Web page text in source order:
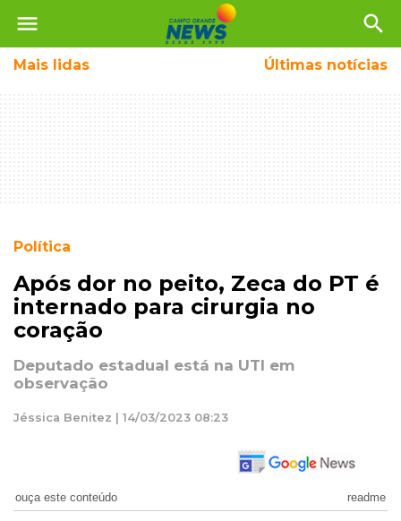
menu search
Mais lidas Últimas notícias
Política
Após dor no peito, Zeca do PT é
internado para cirurgia no
coração
Deputado estadual está na UTI em
observação
Jéssica Benitez | 14/03/2023 08:23
ouça este conteúdo readme